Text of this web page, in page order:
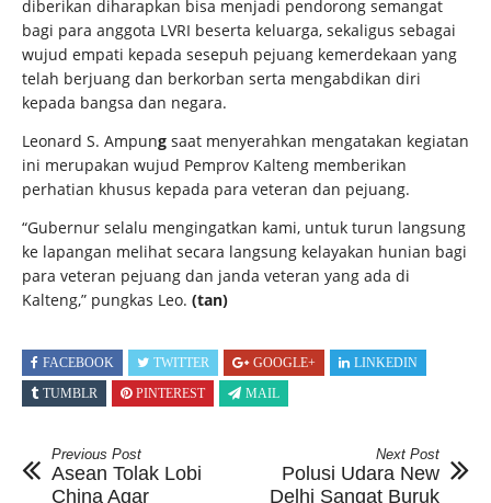
diberikan diharapkan bisa menjadi pendorong semangat
bagi para anggota LVRI beserta keluarga, sekaligus sebagai
wujud empati kepada sesepuh pejuang kemerdekaan yang
telah berjuang dan berkorban serta mengabdikan diri
kepada bangsa dan negara.
Leonard S. Ampung saat menyerahkan mengatakan kegiatan
ini merupakan wujud Pemprov Kalteng memberikan
perhatian khusus kepada para veteran dan pejuang.
“Gubernur selalu mengingatkan kami, untuk turun langsung
ke lapangan melihat secara langsung kelayakan hunian bagi
para veteran pejuang dan janda veteran yang ada di
Kalteng,” pungkas Leo. (tan)
FACEBOOK TWITTER GOOGLE+
LINKEDIN
TUMBLR
PINTEREST MAIL
Previous Post
Asean Tolak Lobi
China Agar
Next Post
Polusi Udara New
Delhi Sangat Buruk